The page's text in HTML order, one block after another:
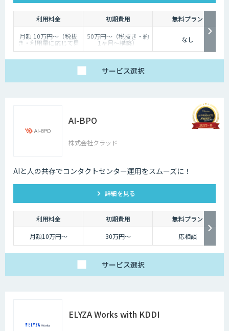
利用料金 初期費用
無料プラン
月額 10万円〜（税抜
き・利用量に応じて見
積り）
50万円〜（税抜き・約
1ヶ月〜構築） なし
サービス選択
AI-BPO
株式会社クラッド
AIと人の共存でコンタクトセンター運用をスムーズに！
詳細を見る
利用料金 初期費用
無料プラン
月額10万円〜
30万円〜 応相談
サービス選択
ELYZA Works with KDDI